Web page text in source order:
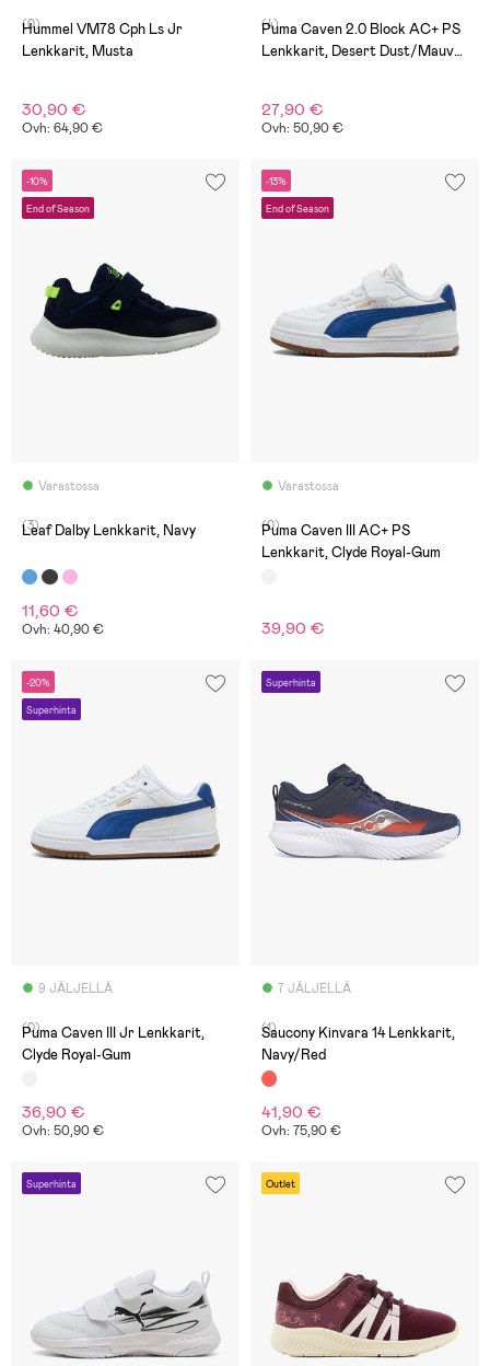
(0)
Hummel VM78 Cph Ls Jr
Lenkkarit, Musta
30,90 €
Ovh: 64,90 €
(4)
Puma Caven 2.0 Block AC+ PS
Lenkkarit, Desert Dust/Mauve
27,90 €
Ovh: 50,90 €
-10%
End of Season
Varastossa
(3)
Leaf Dalby Lenkkarit, Navy
11,60 €
Ovh: 40,90 €
-13%
End of Season
Varastossa
(0)
Puma Caven III AC+ PS
Lenkkarit, Clyde Royal-Gum
39,90 €
-20%
Superhinta
9 JÄLJELLÄ
(0)
Puma Caven III Jr Lenkkarit,
Clyde Royal-Gum
36,90 €
Ovh: 50,90 €
Superhinta
7 JÄLJELLÄ
(1)
Saucony Kinvara 14 Lenkkarit,
Navy/Red
41,90 €
Ovh: 75,90 €
Superhinta Outlet